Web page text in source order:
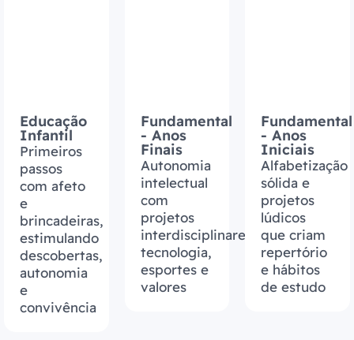
Educação
Infantil
Primeiros
passos
com afeto
e
brincadeiras,
estimulando
descobertas,
autonomia
e
convivência
Fundamental
- Anos
Finais
Autonomia
intelectual
com
projetos
interdisciplinares,
tecnologia,
esportes e
valores
Fundamental
- Anos
Iniciais
Alfabetização
sólida e
projetos
lúdicos
que criam
repertório
e hábitos
de estudo